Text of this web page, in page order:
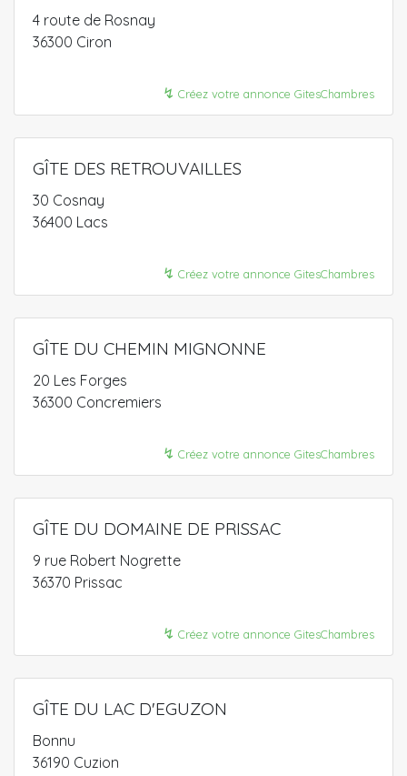
4 route de Rosnay
36300 Ciron
↯ Créez votre annonce GitesChambres
GÎTE DES RETROUVAILLES
30 Cosnay
36400 Lacs
↯ Créez votre annonce GitesChambres
GÎTE DU CHEMIN MIGNONNE
20 Les Forges
36300 Concremiers
↯ Créez votre annonce GitesChambres
GÎTE DU DOMAINE DE PRISSAC
9 rue Robert Nogrette
36370 Prissac
↯ Créez votre annonce GitesChambres
GÎTE DU LAC D'EGUZON
Bonnu
36190 Cuzion